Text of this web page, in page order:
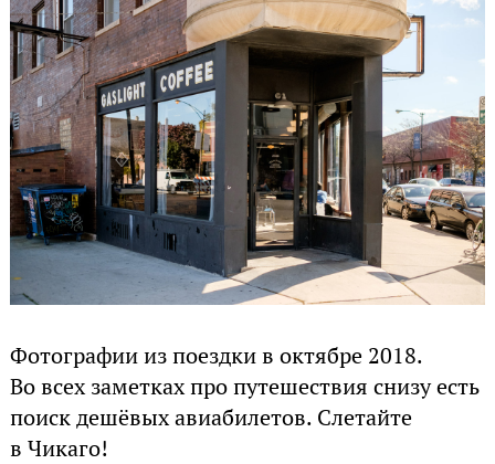
Фотографии из поездки в октябре 2018.
Во всех заметках про путешествия снизу есть
поиск дешёвых авиабилетов. Слетайте
в Чикаго!